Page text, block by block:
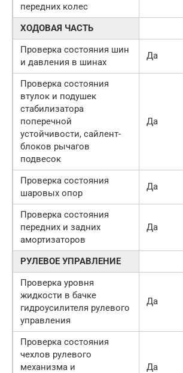
передних колес
ХОДОВАЯ ЧАСТЬ
Проверка состояния шин
и давления в шинах
Да
Проверка состояния
втулок и подушек
стабилизатора
поперечной
устойчивости, сайлент-
блоков рычагов
подвесок
Да
Проверка состояния
шаровых опор
Да
Проверка состояния
передних и задних
амортизаторов
Да
РУЛЕВОЕ УПРАВЛЕНИЕ
Проверка уровня
жидкости в бачке
гидроусилителя рулевого
управления
Да
Проверка состояния
чехлов рулевого
механизма и
Да